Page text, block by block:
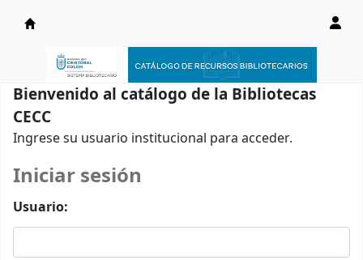
Catálogo en línea
Bienvenido al catálogo de la Bibliotecas
CECC
Ingrese su usuario institucional para acceder.
Iniciar sesión
Usuario: